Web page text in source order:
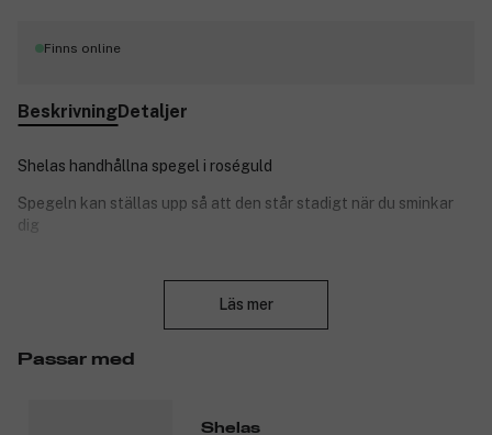
Finns online
BeskrivningDetaljer
Shelas handhållna spegel i roséguld
Spegeln kan ställas upp så att den står stadigt när du sminkar
dig
Läs mer
Passar med
Shelas